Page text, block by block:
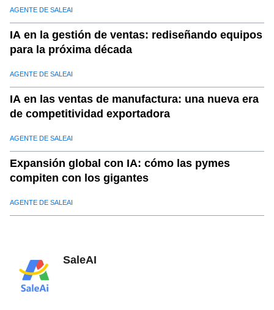
AGENTE DE SALEAI
IA en la gestión de ventas: rediseñando equipos
para la próxima década
AGENTE DE SALEAI
IA en las ventas de manufactura: una nueva era
de competitividad exportadora
AGENTE DE SALEAI
Expansión global con IA: cómo las pymes
compiten con los gigantes
AGENTE DE SALEAI
SaleAI